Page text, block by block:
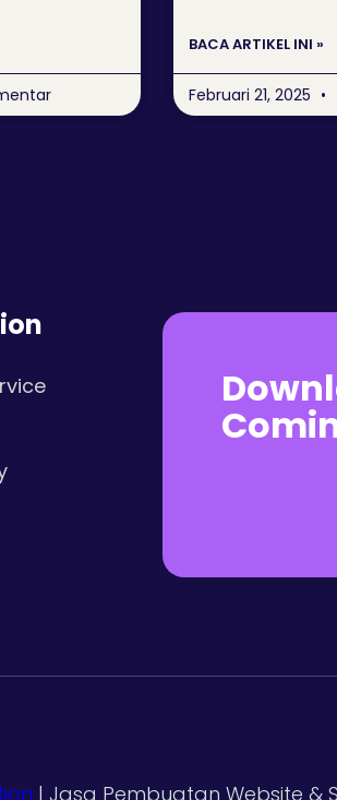
BACA ARTIKEL INI »
Februari 21, 2025
| Jasa Pembuatan Website &